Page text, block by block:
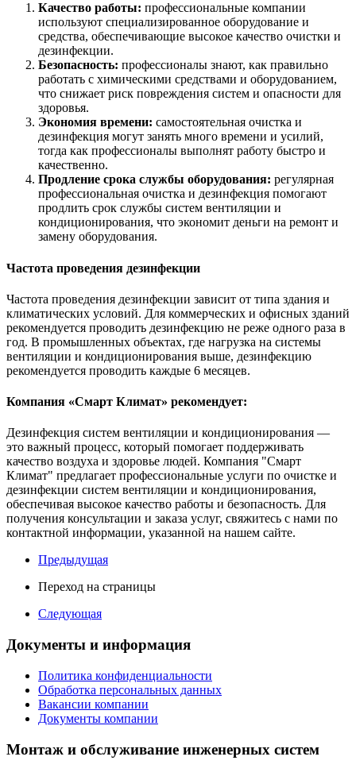
Качество работы: профессиональные компании
используют специализированное оборудование и
средства, обеспечивающие высокое качество очистки и
дезинфекции.
Безопасность: профессионалы знают, как правильно
работать с химическими средствами и оборудованием,
что снижает риск повреждения систем и опасности для
здоровья.
Экономия времени: самостоятельная очистка и
дезинфекция могут занять много времени и усилий,
тогда как профессионалы выполнят работу быстро и
качественно.
Продление срока службы оборудования: регулярная
профессиональная очистка и дезинфекция помогают
продлить срок службы систем вентиляции и
кондиционирования, что экономит деньги на ремонт и
замену оборудования.
Частота проведения дезинфекции
Частота проведения дезинфекции зависит от типа здания и
климатических условий. Для коммерческих и офисных зданий
рекомендуется проводить дезинфекцию не реже одного раза в
год. В промышленных объектах, где нагрузка на системы
вентиляции и кондиционирования выше, дезинфекцию
рекомендуется проводить каждые 6 месяцев.
Компания «Смарт Климат» рекомендует:
Дезинфекция систем вентиляции и кондиционирования —
это важный процесс, который помогает поддерживать
качество воздуха и здоровье людей. Компания "Смарт
Климат" предлагает профессиональные услуги по очистке и
дезинфекции систем вентиляции и кондиционирования,
обеспечивая высокое качество работы и безопасность. Для
получения консультации и заказа услуг, свяжитесь с нами по
контактной информации, указанной на нашем сайте.
Предыдущая
Переход на страницы
Следующая
Документы и информация
Политика конфиденциальности
Обработка персональных данных
Вакансии компании
Документы компании
Монтаж и обслуживание инженерных систем